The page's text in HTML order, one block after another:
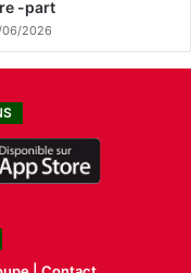
-part
06/2026